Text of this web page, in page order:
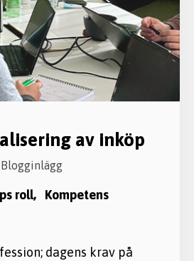
av inköp
Blogginlägg
roll, kompetens
dagens krav på